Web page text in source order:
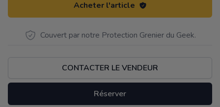
Acheter l'article
Couvert par notre Protection Grenier du Geek.
CONTACTER LE VENDEUR
Réserver